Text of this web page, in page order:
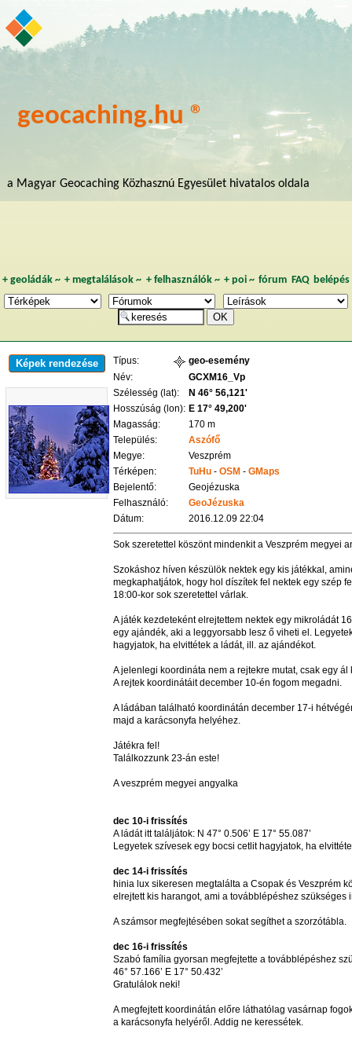
geocaching.hu ®
a Magyar Geocaching Közhasznú Egyesület hivatalos oldala
+ geoládák~ +megtalálások ~ + felhasználók~ + poi~ fórum FAQ belépés
Képek rendezése Típus:
geo-esemény
Név:
GCXM16_Vp
Szélesség (lat):
N 46° 56,121'
Hosszúság (lon): E 17° 49,200'
Magasság:
170 m
Település:
Aszófő
Megye:
Veszprém
Térképen:
TuHu -OSM -GMaps
Bejelentő:
Geojézuska
Felhasználó:
GeoJézuska
Dátum:
2016.12.09 22:04
Sok szeretettel köszönt mindenkit a Veszprém megyei
Szokáshoz híven készülök nektek egy kis játékkal,
megkaphatjátok, hogy hol díszítek fel nektek egy szép
18:00-kor sok szeretettel várlak.
A játék kezdeteként elrejtettem nektek egy mikroládát
egy ajándék, aki a leggyorsabb lesz ő viheti el.
hagyjatok, ha elvittétek a ládát, ill. az ajándékot.
A jelenlegi koordináta nem a rejtekre mutat, csak egy ál
A rejtek koordinátáit december 10-én fogom megadni.
A ládában található koordinátán december 17-i
majd a karácsonyfa helyéhez.
Játékra fel!
Találkozzunk 23-án este!
A veszprém megyei angyalka
dec 10-i frissítés
A ládát itt találjátok: N 47° 0.506’ E 17° 55.087’
Legyetek szívesek egy bocsi cetlit hagyjatok, ha
dec 14-i frissítés
hinia lux sikeresen megtalálta a Csopak és Veszprém
elrejtett kis harangot, ami a továbblépéshez szükséges
A számsor megfejtésében sokat segíthet a szorzótábla.
dec 16-i frissítés
Szabó família gyorsan megfejtette a továbblépéshez
46° 57.166’ E 17° 50.432’
Gratulálok neki!
A megfejtett koordinátán előre láthatólag vasárnap
a karácsonyfa helyéről. Addig ne keressétek.